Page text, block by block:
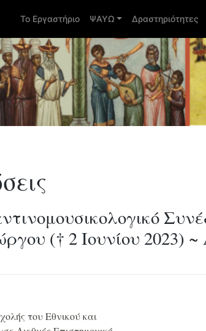
Το Εργαστήριο ΨΑΥΩ Δραστηριότητες
(† 2 Ιουνίου 2023) ~
του Εθνικού και